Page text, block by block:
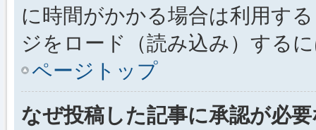
に時間がかかる場合は利用す
ジをロード（読み込み）する
ページトップ
なぜ投稿した記事に承認が必